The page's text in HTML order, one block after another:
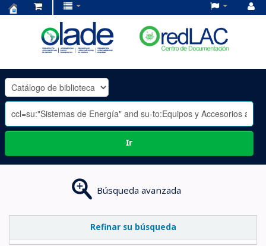
OLADE
-
Ir
Búsqueda avanzada
Refinar su búsqueda